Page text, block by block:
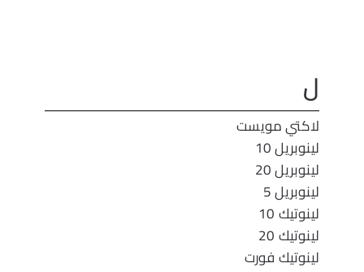
ل
لاكتي مويست
لينوبريل 10
لينوبريل 20
لينوبريل 5
لينوتيك 10
لينوتيك 20
لينوتيك فورت